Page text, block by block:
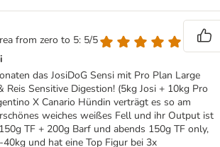
from zero to 5: 5/5
das JosiDoG Sensi mit Pro Plan Large
Sensitive Digestion! (5kg Josi + 10kg Pro
X Canario Hündin verträgt es so am
weiches weißes Fell und ihr Output ist
TF + 200g Barf und abends 150g TF only,
und hat eine Top Figur bei 3x